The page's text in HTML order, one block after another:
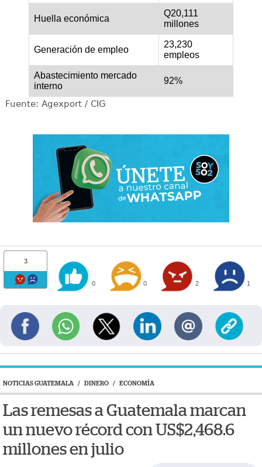
Huella económica
Q20,111
millones
Generación de empleo
23,230
empleos
Abastecimiento mercado
interno
92%
Fuente: Agexport / CIG
3
0 0 2 1
NOTICIAS GUATEMALA / DINERO / ECONOMÍA
Las remesas a Guatemala marcan
un nuevo récord con US$2,468.6
millones en julio